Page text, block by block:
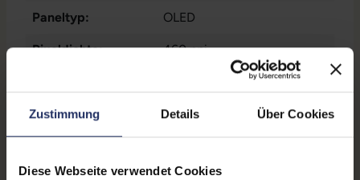
Zustimmung Details Über Cookies
Diese Webseite verwendet Cookies
Paneltyp: OLED
Pixeldichte: 460 ppi
Rückkamera: 12 Megapixel